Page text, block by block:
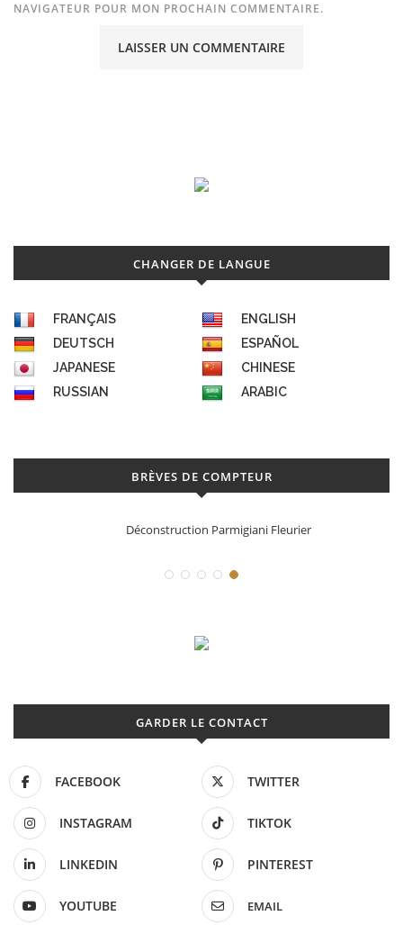
NAVIGATEUR POUR MON PROCHAIN COMMENTAIRE.
CHANGER DE LANGUE
FRANÇAIS
ENGLISH
DEUTSCH
ESPAÑOL
JAPANESE
CHINESE
RUSSIAN
ARABIC
BRÈVES DE COMPTEUR
Déconstruction Parmigiani Fleurier
GARDER LE CONTACT
FACEBOOK TWITTER
INSTAGRAM TIKTOK
LINKEDIN PINTEREST
YOUTUBE EMAIL